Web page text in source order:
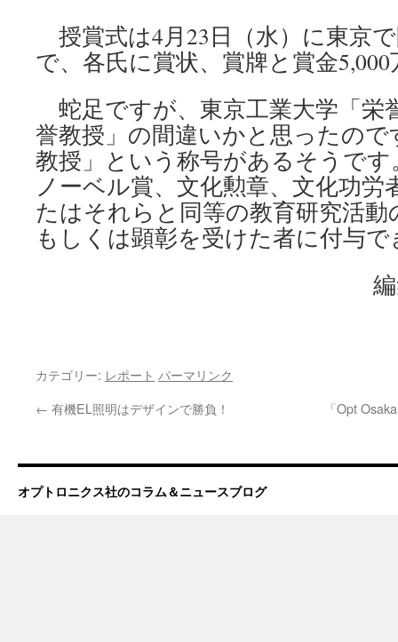
授賞式は4月23日（水）に東京
で、各氏に賞状、賞牌と賞金
蛇足ですが、東京工業大学「栄
誉教授」の間違いかと思ったの
教授」という称号があるそうで
ノーベル賞、文化勲章、文化功労
たはそれらと同等の教育研究活
もしくは顕彰を受けた者に付与
カテゴリー: レポート パーマリンク
← 有機EL照明はデザインで勝負！ 「Opt
オプトロニクス社のコラム＆ニュースブログ